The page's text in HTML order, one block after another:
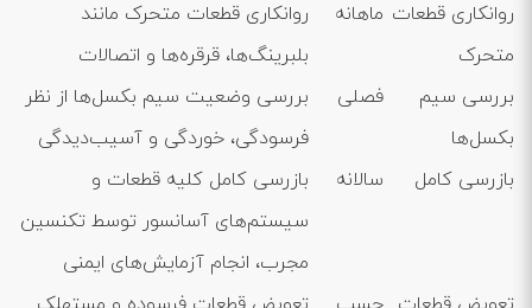
روانکاری قطعات
متحرک
ماهانه
روانکاری قطعات متحرک مانند
بلبرینگ‌ها، قرقره‌ها و اتصالات
بررسی سیم
بکسل‌ها
فصلی
بررسی وضعیت سیم بکسل‌ها از نظر
فرسودگی، خوردگی و آسیب‌دیدگی
بازرسی کامل
سالانه
بازرسی کامل کلیه قطعات و
سیستم‌های آسانسور توسط تکنسین
مجرب، انجام آزمایش‌های ایمنی